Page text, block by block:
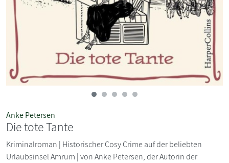
Anke Petersen
Die tote Tante
Kriminalroman | Historischer Cosy Crime auf der beliebten
Urlaubsinsel Amrum | von Anke Petersen, der Autorin der